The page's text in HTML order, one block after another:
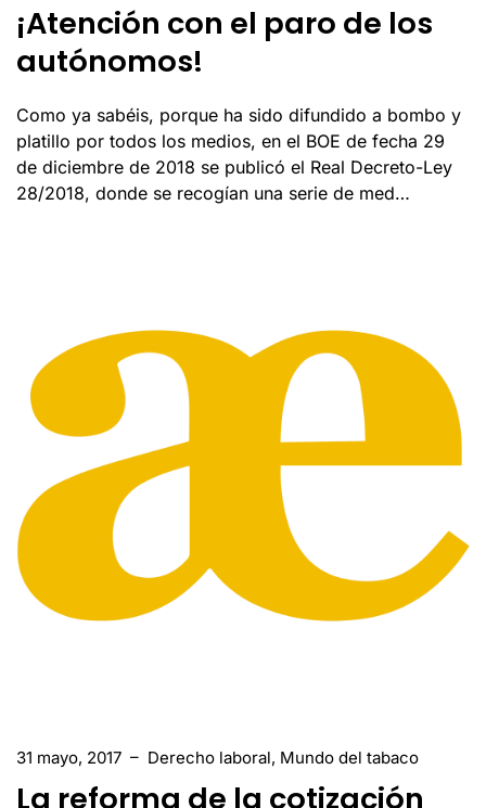
¡Atención con el paro de los
autónomos!
Como ya sabéis, porque ha sido difundido a bombo y
platillo por todos los medios, en el BOE de fecha 29
de diciembre de 2018 se publicó el Real Decreto-Ley
28/2018, donde se recogían una serie de med…
31 mayo, 2017 – Derecho laboral, Mundo del tabaco
La reforma de la cotización